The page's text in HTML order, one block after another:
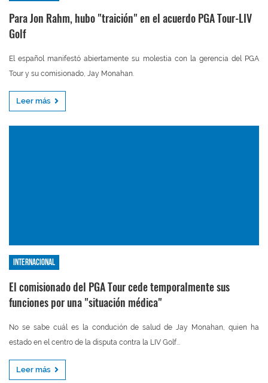
Para Jon Rahm, hubo "traición" en el acuerdo PGA Tour-LIV
Golf
El español manifestó abiertamente su molestia con la gerencia del PGA
Tour y su comisionado, Jay Monahan.
Leer más
Internacional
El comisionado del PGA Tour cede temporalmente sus
funciones por una "situación médica"
No se sabe cuál es la condución de salud de Jay Monahan, quien ha
estado en el centro de la disputa contra la LIV Golf...
Leer más